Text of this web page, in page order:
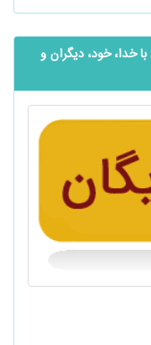
خدا، خود، دیگران و